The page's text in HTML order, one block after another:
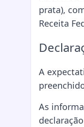
prata),
Receita
A
As